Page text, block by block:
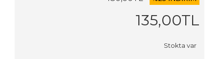
135,00TL
Stokta var